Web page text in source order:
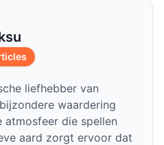
liefhebber van
waardering
atmosfeer die spellen
aard zorgt ervoor dat